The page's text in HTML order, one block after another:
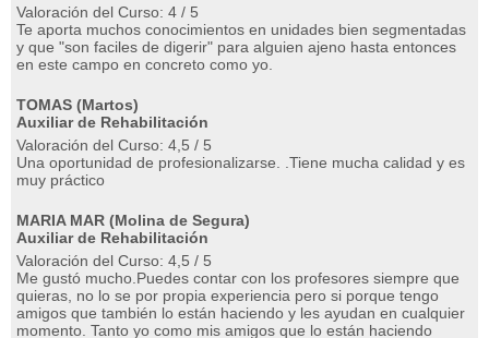
Valoración del Curso: 4 / 5
Te aporta muchos conocimientos en unidades bien segmentadas
y que "son faciles de digerir" para alguien ajeno hasta entonces
en este campo en concreto como yo.
TOMAS (Martos)
Auxiliar de Rehabilitación
Valoración del Curso: 4,5 / 5
Una oportunidad de profesionalizarse. .Tiene mucha calidad y es
muy práctico
MARIA MAR (Molina de Segura)
Auxiliar de Rehabilitación
Valoración del Curso: 4,5 / 5
Me gustó mucho.Puedes contar con los profesores siempre que
quieras, no lo se por propia experiencia pero si porque tengo
amigos que también lo están haciendo y les ayudan en cualquier
momento. Tanto yo como mis amigos que lo están haciendo